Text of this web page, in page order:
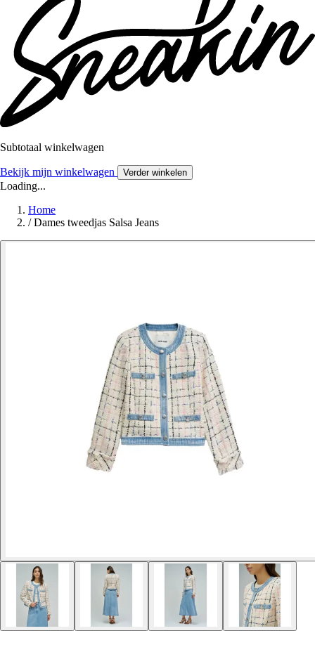
Subtotaal winkelwagen
Bekijk mijn winkelwagen Verder winkelen
Loading...
Home
/ Dames tweedjas Salsa Jeans